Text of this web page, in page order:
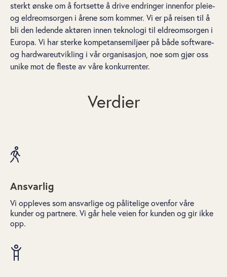
sterkt ønske om å fortsette å drive endringer innenfor pleie-
og eldreomsorgen i årene som kommer. Vi er på reisen til å
bli den ledende aktøren innen teknologi til eldreomsorgen i
Europa. Vi har sterke kompetansemiljøer på både software-
og hardwareutvikling i vår organisasjon, noe som gjør oss
unike mot de fleste av våre konkurrenter.
Verdier
Ansvarlig
Vi oppleves som ansvarlige og pålitelige ovenfor våre
kunder og partnere. Vi går hele veien for kunden og gir ikke
opp.